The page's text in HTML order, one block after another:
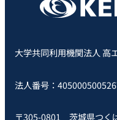
大学共同利用機関法人 高
法人番号：
〒305-0801 茨城県つく